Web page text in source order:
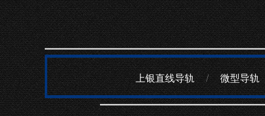
上银直线导轨 / 微型导轨